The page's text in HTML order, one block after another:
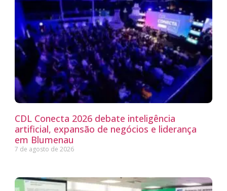
CDL Conecta 2026 debate inteligência
artificial, expansão de negócios e liderança
em Blumenau
7 de agosto de 2026